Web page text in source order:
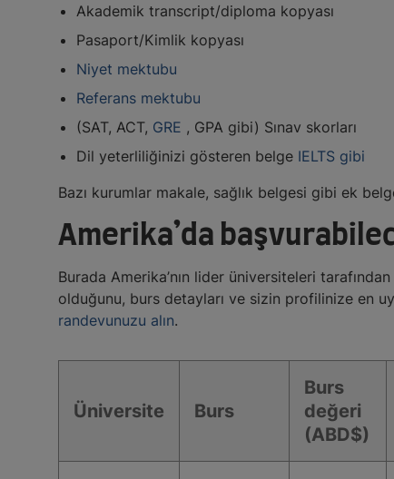
Akademik transcript/diploma kopyası
Pasaport/Kimlik kopyası
Niyet mektubu
Referans mektubu
(SAT, ACT, GRE , GPA gibi) Sınav skorları
Dil yeterliliğinizi gösteren belge IELTS gibi
Bazı kurumlar makale, sağlık belgesi gibi ek
Amerika’da
Burada Amerika’nın lider üniversiteleri
olduğunu, burs detayları ve sizin profilinize en
randevunuzu alın.
Üniversite Burs
Burs
değeri
(ABD$)